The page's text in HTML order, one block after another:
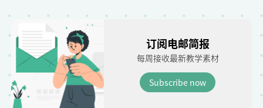
订阅电邮简报
每周接收最新教学素材
Subscribe now